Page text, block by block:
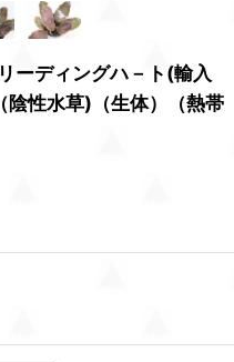
ーディングハ－ト(輸入
陰性水草)（生体）（熱帯